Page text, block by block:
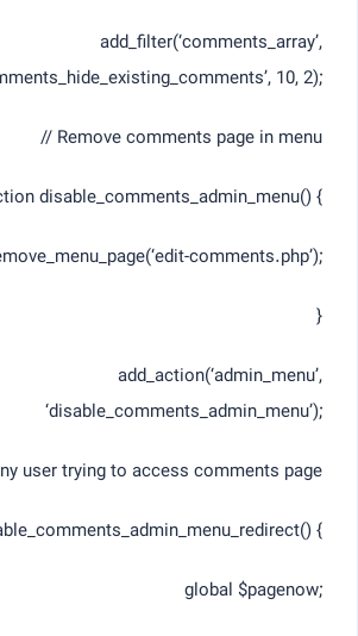
add_filter(‘comments_array’,
10, 2);
// Remove comments page in menu
disable_comments_admin_menu() {
comments.php’);
}
add_action(‘admin_menu’,
‘disable_comments_admin_menu’);
user trying to access comments page
{
global $pagenow;